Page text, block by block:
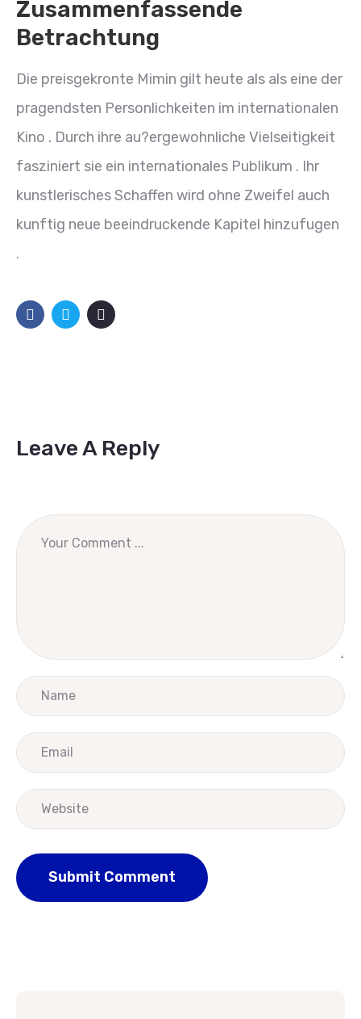
Zusammenfassende
Betrachtung
Die preisgekronte Mimin gilt heute als als eine der
pragendsten Personlichkeiten im internationalen
Kino . Durch ihre au?ergewohnliche Vielseitigkeit
fasziniert sie ein internationales Publikum . Ihr
kunstlerisches Schaffen wird ohne Zweifel auch
kunftig neue beeindruckende Kapitel hinzufugen
.
Leave A Reply